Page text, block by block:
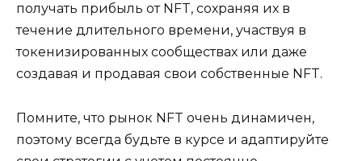
получать прибыль от NFT, сохраняя их в
течение длительного времени, участвуя в
токенизированных сообществах или даже
создавая и продавая свои собственные NFT.
Помните, что рынок NFT очень динамичен,
поэтому всегда будьте в курсе и адаптируйте